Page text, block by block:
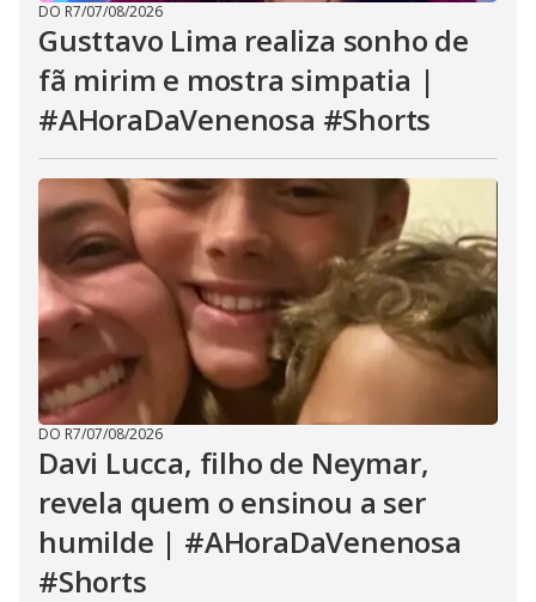
DO R7/07/08/2026
Gusttavo Lima realiza sonho de
fã mirim e mostra simpatia |
#AHoraDaVenenosa #Shorts
DO R7/07/08/2026
Davi Lucca, filho de Neymar,
revela quem o ensinou a ser
humilde | #AHoraDaVenenosa
#Shorts